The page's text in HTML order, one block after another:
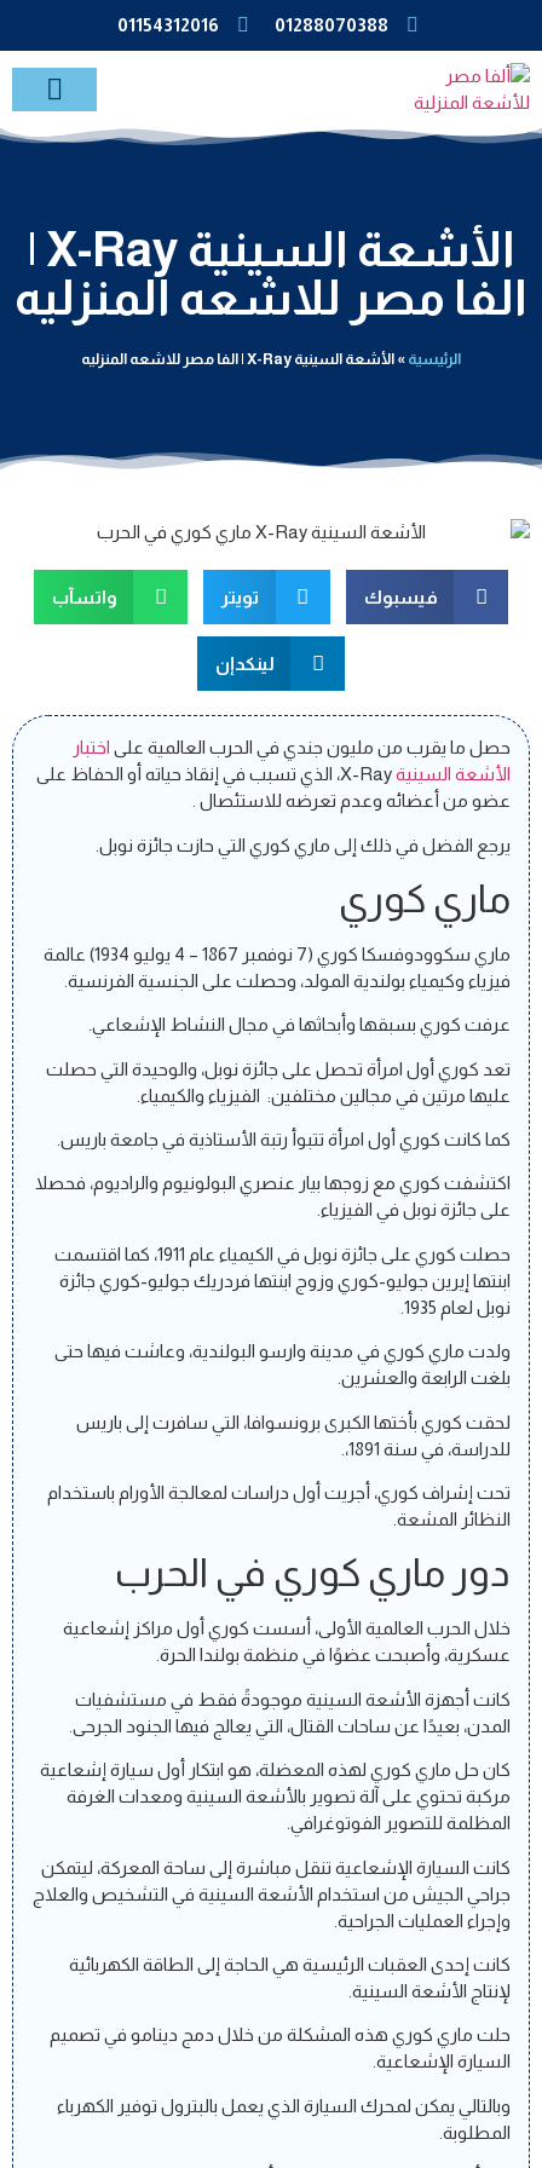
01288070388
01154312016
الأشعة السينية X-Ray |
الفا مصر للاشعه المنزليه
الرئيسية » الأشعة السينية X-Ray | الفا مصر للاشعه المنزليه
فيسبوك تويتر واتسآب
لينكدإن
حصل ما يقرب من مليون جندي في الحرب العالمية على اختبار
الأشعة السينية
X-Ray، الذي تسبب في إنقاذ حياته أو الحفاظ على
عضو من أعضائه وعدم تعرضه للاستئصال .
يرجع الفضل في ذلك إلى ماري كوري التي حازت جائزة نوبل.
ماري كوري
ماري سكوودوفسكا كوري (7 نوفمبر 1867 – 4 يوليو 1934) عالمة
فيزياء وكيمياء بولندية المولد، وحصلت على الجنسية الفرنسية.
عرفت كوري بسبقها وأبحاثها في مجال النشاط الإشعاعي.
تعد كوري أول امرأة تحصل على جائزة نوبل، والوحيدة التي حصلت
عليها مرتين في مجالين مختلفين: الفيزياء والكيمياء.
كما كانت كوري أول امرأة تتبوأ رتبة الأستاذية في جامعة باريس.
اكتشفت كوري مع زوجها بيار عنصري البولونيوم والراديوم، فحصلا
على جائزة نوبل في الفيزياء.
حصلت كوري على جائزة نوبل في الكيمياء عام 1911، كما اقتسمت
ابنتها إيرين جوليو-كوري وزوج ابنتها فردريك جوليو-كوري جائزة
نوبل لعام 1935.
ولدت ماري كوري في مدينة وارسو البولندية، وعاشت فيها حتى
بلغت الرابعة والعشرين.
لحقت كوري بأختها الكبرى برونسوافا، التي سافرت إلى باريس
للدراسة، في سنة 1891،.
تحت إشراف كوري، أجريت أول دراسات لمعالجة الأورام باستخدام
النظائر المشعة.
دور ماري كوري في الحرب
خلال الحرب العالمية الأولى، أسست كوري أول مراكز إشعاعية
عسكرية، وأصبحت عضوًا في منظمة بولندا الحرة.
كانت أجهزة الأشعة السينية موجودةً فقط في مستشفيات
المدن، بعيدًا عن ساحات القتال، التي يعالج فيها الجنود الجرحى.
كان حل ماري كوري لهذه المعضلة، هو ابتكار أول سيارة إشعاعية
مركبة تحتوي على آلة تصوير بالأشعة السينية ومعدات الغرفة
المظلمة للتصوير الفوتوغرافي.
كانت السيارة الإشعاعية تنقل مباشرة إلى ساحة المعركة، ليتمكن
جراحي الجيش من استخدام الأشعة السينية في التشخيص والعلاج
وإجراء العمليات الجراحية.
كانت إحدى العقبات الرئيسية هي الحاجة إلى الطاقة الكهربائية
لإنتاج الأشعة السينية.
حلت ماري كوري هذه المشكلة من خلال دمج دينامو في تصميم
السيارة الإشعاعية.
وبالتالي يمكن لمحرك السيارة الذي يعمل بالبترول توفير الكهرباء
المطلوبة.